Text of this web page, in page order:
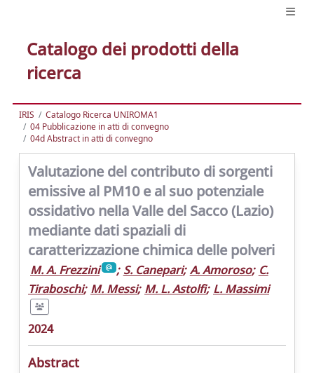
Catalogo dei prodotti della
ricerca
IRIS
Catalogo Ricerca UNIROMA1
04 Pubblicazione in atti di convegno
04d Abstract in atti di convegno
Valutazione del contributo di sorgenti
emissive al PM10 e al suo potenziale
ossidativo nella Valle del Sacco (Lazio)
mediante dati spaziali di
caratterizzazione chimica delle polveri
M. A. Frezzini ; S. Canepari; A. Amoroso; C.
Tiraboschi; M. Messi; M. L. Astolfi; L. Massimi
2024
Abstract